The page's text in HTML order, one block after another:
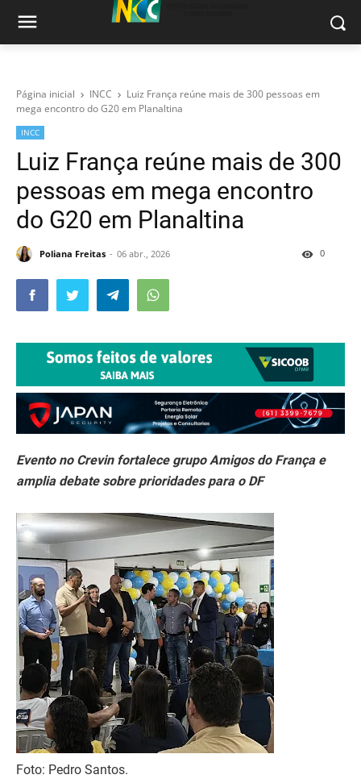
Página inicial INCC
Luiz França reúne mais de 300 pessoas em
mega encontro do G20 em Planaltina
INCC
Luiz França reúne mais de 300
pessoas em mega encontro
do G20 em Planaltina
Poliana Freitas 06 abr., 2026 0
Evento no Crevin fortalece grupo Amigos do França e
amplia debate sobre prioridades para o DF
Foto: Pedro Santos.